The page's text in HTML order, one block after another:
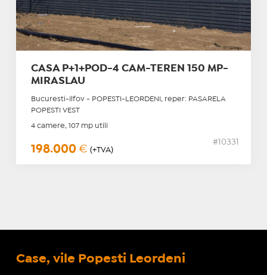
CASA P+1+POD-4 CAM-TEREN 150 MP-
MIRASLAU
Bucuresti-Ilfov - POPESTI-LEORDENI, reper: PASARELA
POPESTI VEST
4 camere, 107 mp utili
198.000 € (+TVA)
#10331
Case, vile Popesti Leordeni